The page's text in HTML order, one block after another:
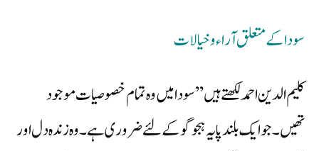
سودا کے متعلق آراء و خیالات
کلیم الدین احمد لکھتے ہیں ’’سودا میں وہ تمام خصوصیات موجود
تھیں۔ جو ایک بلند پایہ ہجو گو کے لئے ضروری ہے۔ وہ زندہ دل اور